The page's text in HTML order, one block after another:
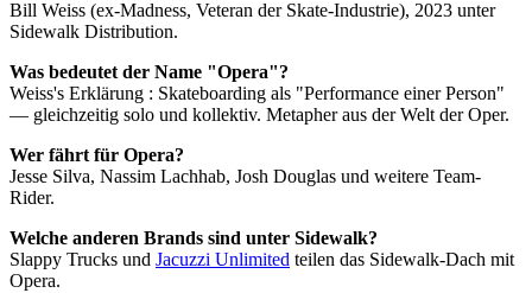
Bill Weiss (ex-Madness, Veteran der Skate-Industrie), 2023 unter
Sidewalk Distribution.
Was bedeutet der Name "Opera"?
Weiss's Erklärung : Skateboarding als "Performance einer Person"
— gleichzeitig solo und kollektiv. Metapher aus der Welt der Oper.
Wer fährt für Opera?
Jesse Silva, Nassim Lachhab, Josh Douglas und weitere Team-
Rider.
Welche anderen Brands sind unter Sidewalk?
Slappy Trucks und Jacuzzi Unlimited teilen das Sidewalk-Dach mit
Opera.